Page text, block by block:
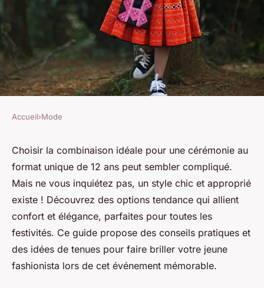
La combinaison cérémonie
parfaite pour fille de 12 ans
admin• 13 janvier 2025•6 min de lecture
Accueil›Mode
Choisir la combinaison idéale pour une cérémonie au
format unique de 12 ans peut sembler compliqué.
Mais ne vous inquiétez pas, un style chic et approprié
existe ! Découvrez des options tendance qui allient
confort et élégance, parfaites pour toutes les
festivités. Ce guide propose des conseils pratiques et
des idées de tenues pour faire briller votre jeune
fashionista lors de cet événement mémorable.